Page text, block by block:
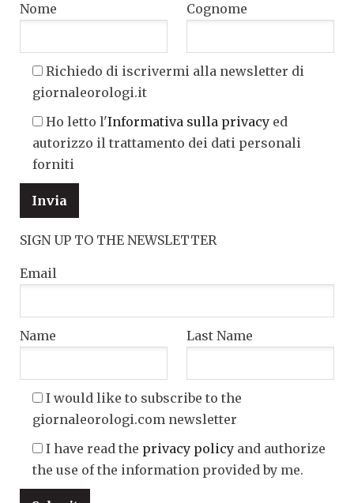
Nome Cognome
Richiedo di iscrivermi alla newsletter di
giornaleorologi.it
Ho letto l'Informativa sulla privacy ed
autorizzo il trattamento dei dati personali
forniti
SIGN UP TO THE NEWSLETTER
Email
Name Last Name
I would like to subscribe to the
giornaleorologi.com newsletter
I have read the privacy policy and authorize
the use of the information provided by me.